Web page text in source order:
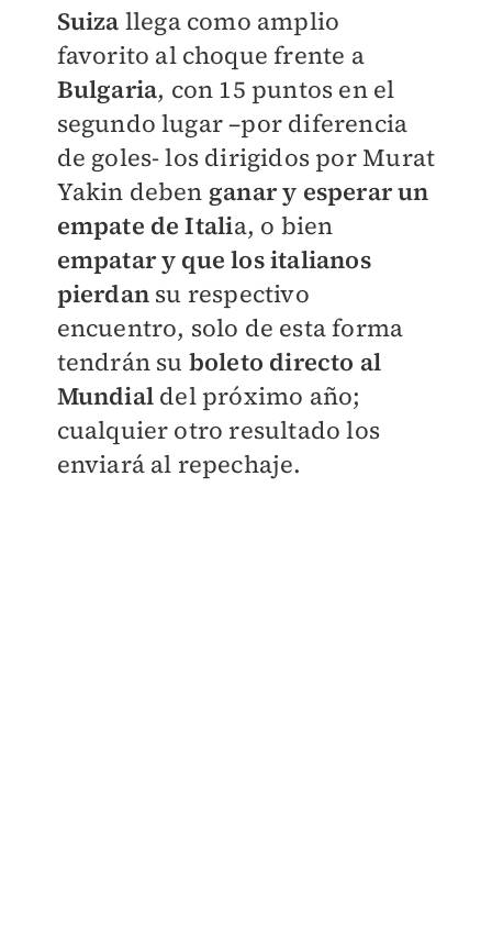
Suiza llega como amplio
favorito al choque frente a
Bulgaria, con 15 puntos en el
segundo lugar –por diferencia
de goles- los dirigidos por Murat
Yakin deben ganar y esperar un
empate de Italia, o bien
empatar y que los italianos
pierdansu respectivo
encuentro, solo de esta forma
tendrán su boleto directo al
Mundial del próximo año;
cualquier otro resultado los
enviará al repechaje.